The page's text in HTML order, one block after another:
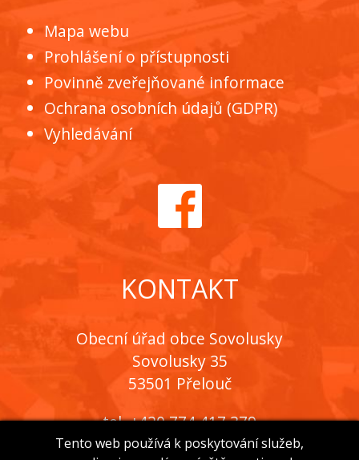
Mapa webu
Prohlášení o přístupnosti
Povinně zveřejňované informace
Ochrana osobních údajů (GDPR)
Vyhledávání
KONTAKT
Obecní úřad obce Sovolusky
Sovolusky 35
53501 Přelouč
tel. +420 774 417 379
e-mail:obec@sovolusky.cz
Tento web používá k poskytování služeb,